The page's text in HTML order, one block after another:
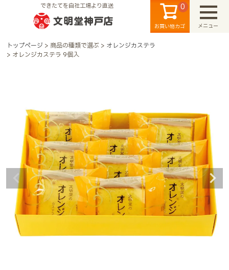
できたてを自社工場より直送
お買い物カゴ
0
メニュー
検索
トップページ 商品の種類で選ぶ
オレンジカステラ
オレンジカステラ 9個入